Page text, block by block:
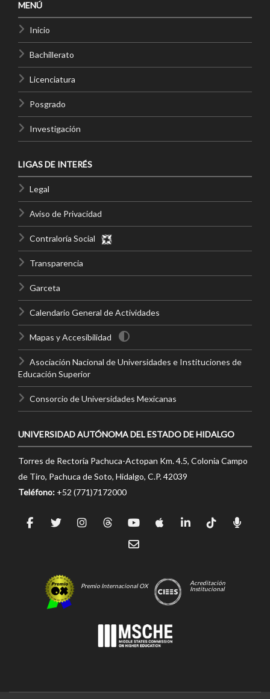
MENÚ
Inicio
Bachillerato
Licenciatura
Posgrado
Investigación
LIGAS DE INTERÉS
Legal
Aviso de Privacidad
Contraloría Social
Transparencia
Garceta
Calendario General de Actividades
Mapas y Accesibilidad
Asociación Nacional de Universidades e Instituciones de
Educación Superior
Consorcio de Universidades Mexicanas
UNIVERSIDAD AUTÓNOMA DEL ESTADO DE HIDALGO
Torres de Rectoría Pachuca-Actopan Km. 4.5, Colonia Campo
de Tiro, Pachuca de Soto, Hidalgo, C.P. 42039
Teléfono: +52 (771)7172000
Premio Internacional OX
Acreditación
Institucional